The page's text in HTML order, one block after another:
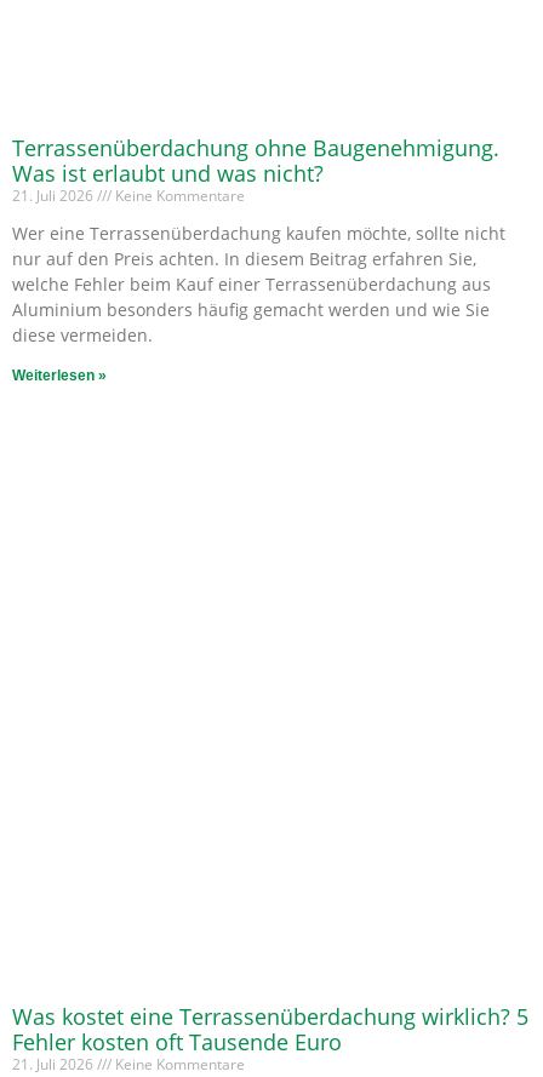
Terrassenüberdachung ohne Baugenehmigung.
Was ist erlaubt und was nicht?
21. Juli 2026 Keine Kommentare
Wer eine Terrassenüberdachung kaufen möchte, sollte nicht
nur auf den Preis achten. In diesem Beitrag erfahren Sie,
welche Fehler beim Kauf einer Terrassenüberdachung aus
Aluminium besonders häufig gemacht werden und wie Sie
diese vermeiden.
Weiterlesen »
Was kostet eine Terrassenüberdachung wirklich? 5
Fehler kosten oft Tausende Euro
21. Juli 2026 Keine Kommentare